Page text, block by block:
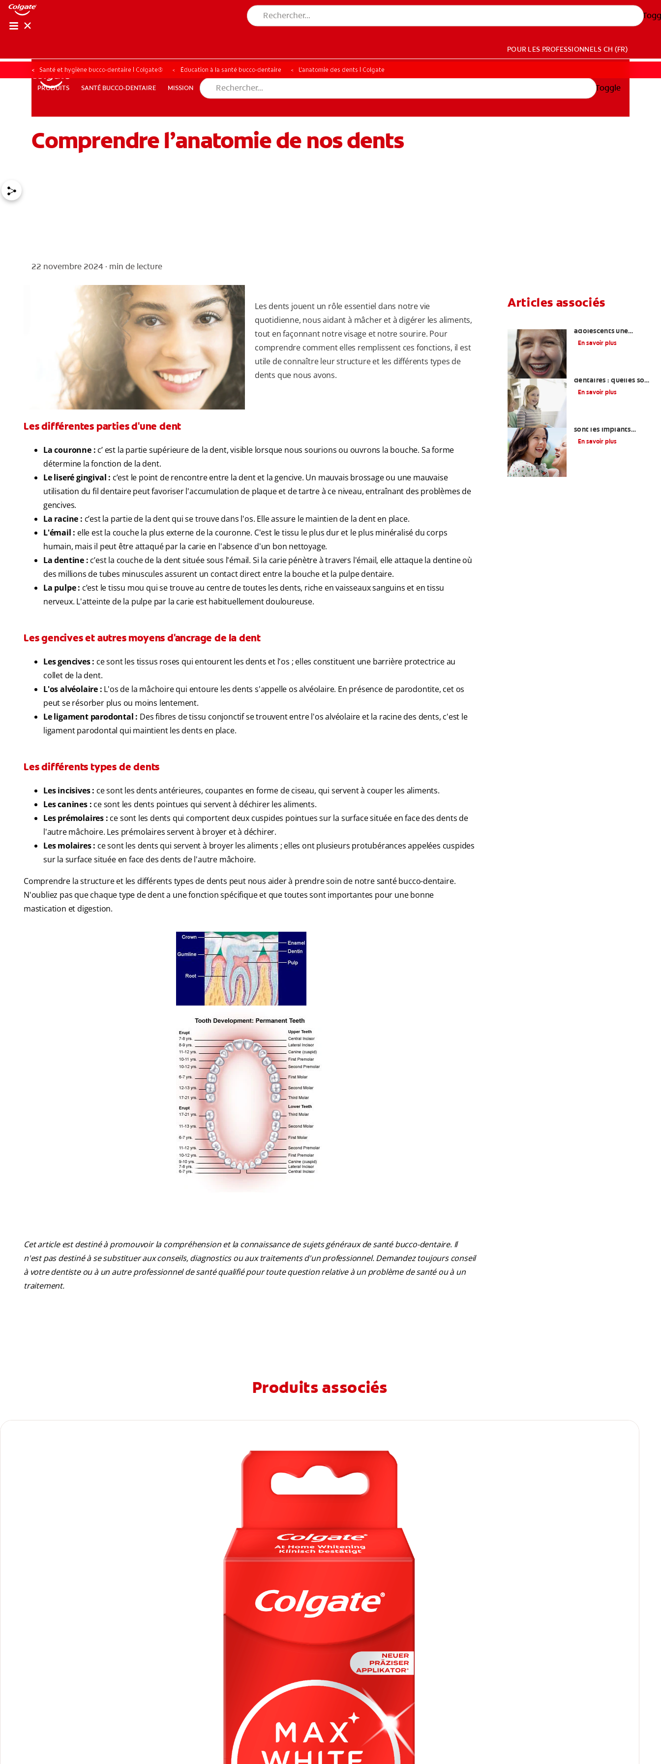
PRODUITS SANTÉ BUCCO-DENTAIRE MISSION
POUR LES PROFESSIONNELS CH (FR)
POUR LES PROFESSIONNELS CH (FR)
PRODUITS SANTÉ BUCCO-DENTAIRE MISSION Toggle
Santé et hygiène bucco-dentaire | Colgate® Éducation à la santé bucco-dentaire L’anatomie des dents | Colgate
Comprendre l’anatomie de nos dents
22 novembre 2024 · min de lecture
Les dents jouent un rôle essentiel dans notre vie
quotidienne, nous aidant à mâcher et à digérer les aliments,
tout en façonnant notre visage et notre sourire. Pour
comprendre comment elles remplissent ces fonctions, il est
utile de connaître leur structure et les différents types de
dents que nous avons.
Les différentes parties d'une dent
La couronne : c’ est la partie supérieure de la dent, visible lorsque nous sourions ou ouvrons la bouche. Sa forme
détermine la fonction de la dent.
Le liseré gingival : c’est le point de rencontre entre la dent et la gencive. Un mauvais brossage ou une mauvaise
utilisation du fil dentaire peut favoriser l'accumulation de plaque et de tartre à ce niveau, entraînant des problèmes de
gencives.
La racine : c’est la partie de la dent qui se trouve dans l'os. Elle assure le maintien de la dent en place.
L'émail : elle est la couche la plus externe de la couronne. C'est le tissu le plus dur et le plus minéralisé du corps
humain, mais il peut être attaqué par la carie en l'absence d'un bon nettoyage.
La dentine : c’est la couche de la dent située sous l'émail. Si la carie pénètre à travers l'émail, elle attaque la dentine où
des millions de tubes minuscules assurent un contact direct entre la bouche et la pulpe dentaire.
La pulpe : c’est le tissu mou qui se trouve au centre de toutes les dents, riche en vaisseaux sanguins et en tissu
nerveux. L'atteinte de la pulpe par la carie est habituellement douloureuse.
Les gencives et autres moyens d'ancrage de la dent
Les gencives : ce sont les tissus roses qui entourent les dents et l'os ; elles constituent une barrière protectrice au
collet de la dent.
L'os alvéolaire : L'os de la mâchoire qui entoure les dents s'appelle os alvéolaire. En présence de parodontite, cet os
peut se résorber plus ou moins lentement.
Le ligament parodontal : Des fibres de tissu conjonctif se trouvent entre l'os alvéolaire et la racine des dents, c'est le
ligament parodontal qui maintient les dents en place.
Les différents types de dents
Les incisives : ce sont les dents antérieures, coupantes en forme de ciseau, qui servent à couper les aliments.
Les canines : ce sont les dents pointues qui servent à déchirer les aliments.
Les prémolaires : ce sont les dents qui comportent deux cuspides pointues sur la surface située en face des dents de
l'autre mâchoire. Les prémolaires servent à broyer et à déchirer.
Les molaires : ce sont les dents qui servent à broyer les aliments ; elles ont plusieurs protubérances appelées cuspides
sur la surface située en face des dents de l'autre mâchoire.
Comprendre la structure et les différents types de dents peut nous aider à prendre soin de notre santé bucco-dentaire.
N'oubliez pas que chaque type de dent a une fonction spécifique et que toutes sont importantes pour une bonne
mastication et digestion.
Cet article est destiné à promouvoir la compréhension et la connaissance de sujets généraux de santé bucco-dentaire. Il
n'est pas destiné à se substituer aux conseils, diagnostics ou aux traitements d'un professionnel. Demandez toujours conseil
à votre dentiste ou à un autre professionnel de santé qualifié pour toute question relative à un problème de santé ou à un
traitement.
Articles associés
adolescents une
hygiène bucco-
dentaire appropriée
En savoir plus
dentaires : quelles sont
les options ?
En savoir plus
sont les implants
dentaires et leur
fonctionnement
En savoir plus
Produits associés